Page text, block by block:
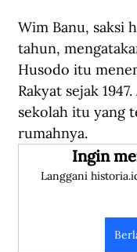
Wim Banu, saksi
tahun,
Husodo itu
Rakyat sejak
sekolah itu yang
rumahnya.
Ingin
Langgani